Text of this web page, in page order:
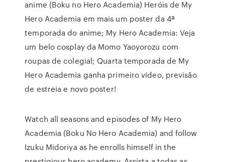
anime (Boku no Hero Academia) Heróis de My
Hero Academia em mais um poster da 4ª
temporada do anime; My Hero Academia: Veja
um belo cosplay da Momo Yaoyorozu com
roupas de colegial; Quarta temporada de My
Hero Academia ganha primeiro vídeo, previsão
de estreia e novo poster!
Watch all seasons and episodes of My Hero
Academia (Boku No Hero Academia) and follow
Izuku Midoriya as he enrolls himself in the